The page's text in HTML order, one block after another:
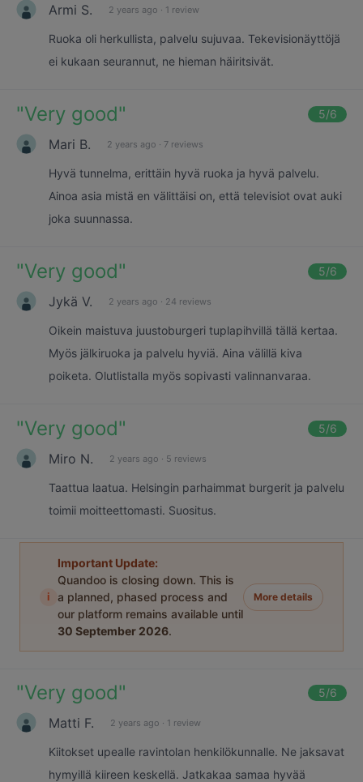
Armi S. 2 years ago · 1 review
Ruoka oli herkullista, palvelu sujuvaa. Tekevisionäyttöjä
ei kukaan seurannut, ne hieman häiritsivät.
"Very good" 5/6
Mari B. 2 years ago · 7 reviews
Hyvä tunnelma, erittäin hyvä ruoka ja hyvä palvelu.
Ainoa asia mistä en välittäisi on, että televisiot ovat auki
joka suunnassa.
"Very good" 5/6
Jykä V. 2 years ago · 24 reviews
Oikein maistuva juustoburgeri tuplapihvillä tällä kertaa.
Myös jälkiruoka ja palvelu hyviä. Aina välillä kiva
poiketa. Olutlistalla myös sopivasti valinnanvaraa.
"Very good" 5/6
Miro N. 2 years ago · 5 reviews
Taattua laatua. Helsingin parhaimmat burgerit ja palvelu
toimii moitteettomasti. Suositus.
i
Important Update:
Quandoo is closing down. This is
a planned, phased process and
our platform remains available until
30 September 2026.
More details
"Very good" 5/6
Matti F. 2 years ago · 1 review
Kiitokset upealle ravintolan henkilökunnalle. Ne jaksavat
hymyillä kiireen keskellä. Jatkakaa samaa hyvää